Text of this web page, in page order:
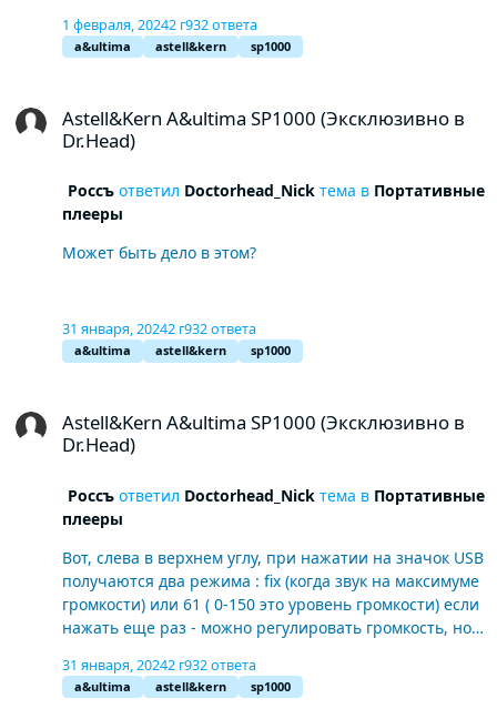
попадает на встроенный ЦАП, обратно преобразуется
в аналоговый сигнал и идет на динамики? Серьезно ?
1 февраля, 20242 г932 ответа
a&ultima astell&kern sp1000
Astell&Kern A&ultima SP1000 (Эксклюзивно в
Dr.Head)
Россъответил Doctorhead_Nickтема в Портативные
плееры
Может быть дело в этом?
31 января, 20242 г932 ответа
a&ultima astell&kern sp1000
Astell&Kern A&ultima SP1000 (Эксклюзивно в
Dr.Head)
Россъответил Doctorhead_Nickтема в Портативные
плееры
Вот, слева в верхнем углу, при нажатии на значок USB
получаются два режима : fix (когда звук на максимуме
громкости) или 61 ( 0-150 это уровень громкости) если
нажать еще раз - можно регулировать громкость, но
31 января, 20242 г932 ответа
a&ultima astell&kern sp1000